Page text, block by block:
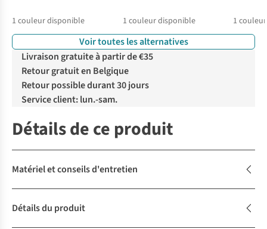
1 couleur disponible 1 couleur disponible 1
Voir toutes les alternatives
Livraison gratuite à partir de €35
Retour gratuit en Belgique
Retour possible durant 30 jours
Service client: lun.-sam.
Détails de ce produit
Matériel et conseils d'entretien
Détails du produit